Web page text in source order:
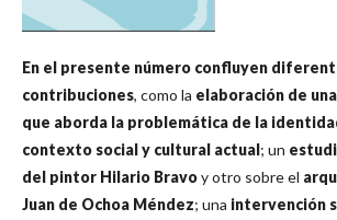
En el presente número confluyen
contribuciones, como la elaboración de
que aborda la problemática de la
contexto social y cultural actual; un
del pintor Hilario Bravoy otro sobre el
Juan de Ochoa Méndez; una intervención